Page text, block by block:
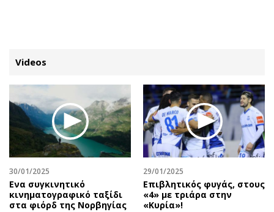
ΚΑΤΗΓΟΡΙΕΣ ΣΥΝΔΕΣΗ
Κύπρος
Παιδεία
Υγεία
Πολιτική
Βουλευτικές 2026
Απόψεις
Αρθρογραφία
The Hill
Υγεία
Αγγελίες
Videos
30/01/2025
Ενα συγκινητικό
κινηματογραφικό ταξίδι
στα φιόρδ της Νορβηγίας
29/01/2025
Επιβλητικός φυγάς, στους
«4» με τριάρα στην
«Κυρία»!